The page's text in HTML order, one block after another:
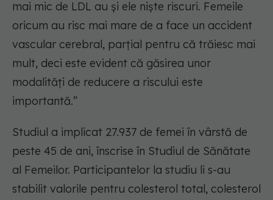
mai mic de LDL au și ele niște riscuri. Femeile
oricum au risc mai mare de a face un accident
vascular cerebral, parțial pentru că trăiesc mai
mult, deci este evident că găsirea unor
modalități de reducere a riscului este
importantă.”
Studiul a implicat 27.937 de femei în vârstă de
peste 45 de ani, înscrise în Studiul de Sănătate
al Femeilor. Participantelor la studiu li s-au
stabilit valorile pentru colesterol total, colesterol